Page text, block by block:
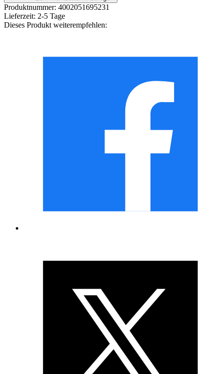
Produktnummer: 4002051695231
Lieferzeit: 2-5 Tage
Dieses Produkt weiterempfehlen: